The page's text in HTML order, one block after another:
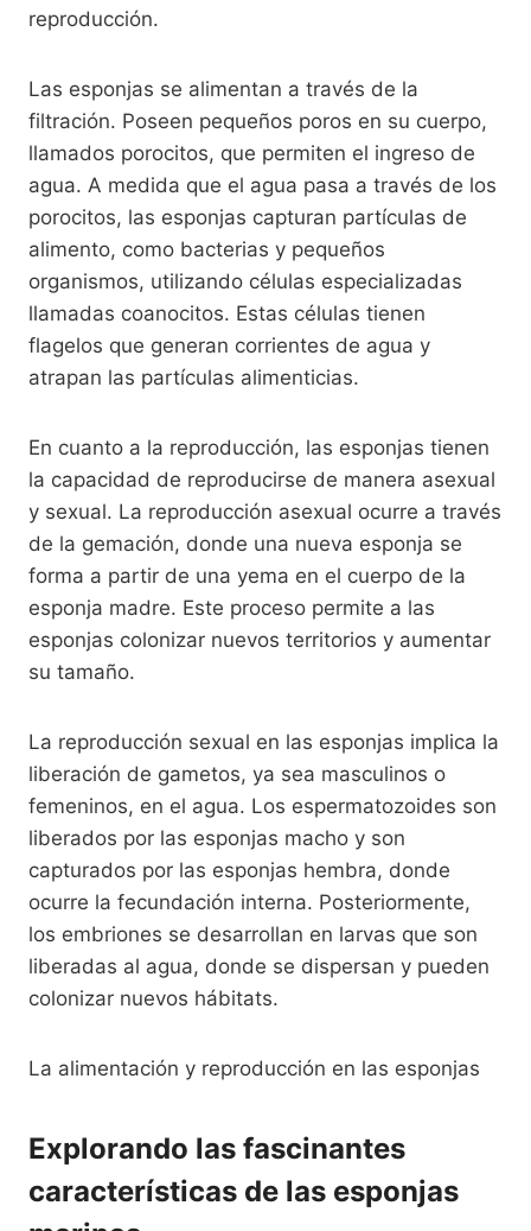
reproducción.
Las esponjas se alimentan a través de la
filtración. Poseen pequeños poros en su cuerpo,
llamados porocitos, que permiten el ingreso de
agua. A medida que el agua pasa a través de los
porocitos, las esponjas capturan partículas de
alimento, como bacterias y pequeños
organismos, utilizando células especializadas
llamadas coanocitos. Estas células tienen
flagelos que generan corrientes de agua y
atrapan las partículas alimenticias.
En cuanto a la reproducción, las esponjas tienen
la capacidad de reproducirse de manera asexual
y sexual. La reproducción asexual ocurre a través
de la gemación, donde una nueva esponja se
forma a partir de una yema en el cuerpo de la
esponja madre. Este proceso permite a las
esponjas colonizar nuevos territorios y aumentar
su tamaño.
La reproducción sexual en las esponjas implica la
liberación de gametos, ya sea masculinos o
femeninos, en el agua. Los espermatozoides son
liberados por las esponjas macho y son
capturados por las esponjas hembra, donde
ocurre la fecundación interna. Posteriormente,
los embriones se desarrollan en larvas que son
liberadas al agua, donde se dispersan y pueden
colonizar nuevos hábitats.
La alimentación y reproducción en las esponjas
Explorando las fascinantes
características de las esponjas